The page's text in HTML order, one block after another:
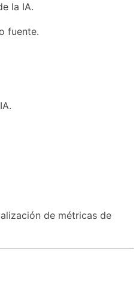
la IA.
fuente.
de métricas de